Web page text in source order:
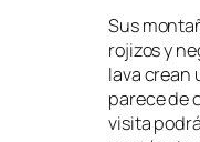
Sus
rojizos y
lava crean
parece de
visita